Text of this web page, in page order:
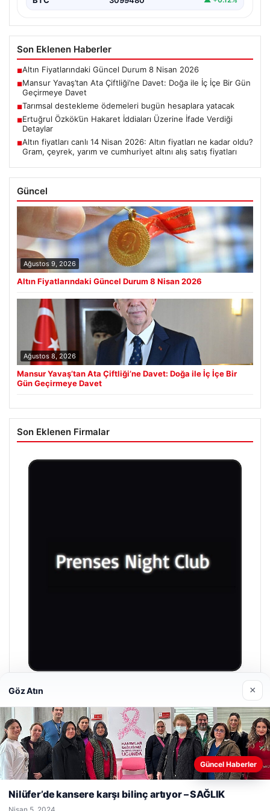
Son Eklenen Haberler
■Altın Fiyatlarındaki Güncel Durum 8 Nisan 2026
■Mansur Yavaş’tan Ata Çiftliği’ne Davet: Doğa ile İç İçe Bir Gün
Geçirmeye Davet
■Tarımsal destekleme ödemeleri bugün hesaplara yatacak
■Ertuğrul Özkök’ün Hakaret İddiaları Üzerine İfade Verdiği
Detaylar
■Altın fiyatları canlı 14 Nisan 2026: Altın fiyatları ne kadar oldu?
Gram, çeyrek, yarım ve cumhuriyet altını alış satış fiyatları
Güncel
Ağustos 9, 2026
Altın Fiyatlarındaki Güncel Durum 8 Nisan 2026
Ağustos 8, 2026
Mansur Yavaş’tan Ata Çiftliği’ne Davet: Doğa ile İç İçe Bir
Gün Geçirmeye Davet
Son Eklenen Firmalar
Prenses Night Club
Nisan 29, 2026
© 2026 Laf Gazetesi
Web sitemizi nasıl kullandığınızı daha iyi anlayabilmek,
deneyiminizi kişiselleştirmek ve geliştirmek amacıyla çerezler
Kabul Et
Göz Atın ×
Güncel Haberler
Nilüfer’de kansere karşı bilinç artıyor – SAĞLIK